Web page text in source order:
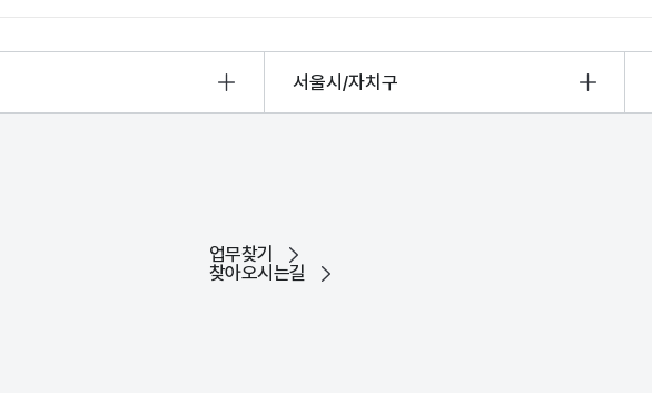
서울시/자치구
업무찾기
찾아오시는길